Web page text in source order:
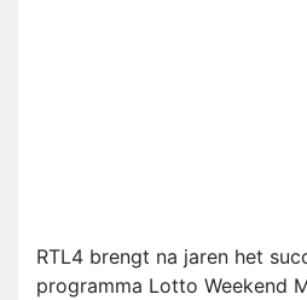
RTL4 brengt na jaren het
programma Lotto Weekend